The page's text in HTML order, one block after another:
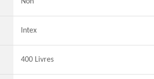
Intex
400 Livres